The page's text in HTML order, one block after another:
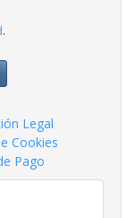
.
Legal
Cookies
Pago